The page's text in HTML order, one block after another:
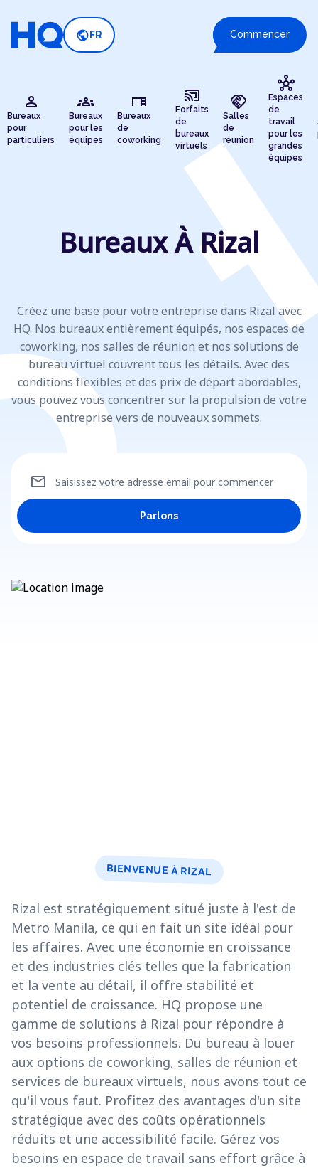
public FR Commencer
person
Bureaux
pour
particuliers
groups
Bureaux
pour les
équipes
desk
Bureaux
de
coworking
cast_connected
Forfaits
de
bureaux
virtuels
handshake
Salles
de
réunion
hub
Espaces
de
travail
pour les
grandes
équipes
Bureaux À Rizal
Créez une base pour votre entreprise dans Rizal avec
HQ. Nos bureaux entièrement équipés, nos espaces de
coworking, nos salles de réunion et nos solutions de
bureau virtuel couvrent tous les détails. Avec des
conditions flexibles et des prix de départ abordables,
vous pouvez vous concentrer sur la propulsion de votre
entreprise vers de nouveaux sommets.
Saisissez votre adresse email pour commencer
mail
Parlons
BIENVENUE À RIZAL
Rizal est stratégiquement situé juste à l'est de
Metro Manila, ce qui en fait un site idéal pour
les affaires. Avec une économie en croissance
et des industries clés telles que la fabrication
et la vente au détail, il offre stabilité et
potentiel de croissance. HQ propose une
gamme de solutions à Rizal pour répondre à
vos besoins professionnels. Du bureau à louer
aux options de coworking, salles de réunion et
services de bureaux virtuels, nous avons tout ce
qu'il vous faut. Profitez des avantages d'un site
stratégique avec des coûts opérationnels
réduits et une accessibilité facile. Gérez vos
besoins en espace de travail sans effort grâce à